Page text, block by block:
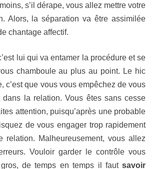
s’il dérape, vous allez mettre votre
Alors, la séparation va être assimilée
chantage affectif.
lui qui va entamer la procédure et se
chamboule au plus au point. Le hic
c’est que vous vous empêchez de vous
dans la relation. Vous êtes sans cesse
attention, puisqu’après une probable
de vous engager trop rapidement
relation. Malheureusement, vous allez
Vouloir garder le contrôle vous
de temps en temps il fautsavoir